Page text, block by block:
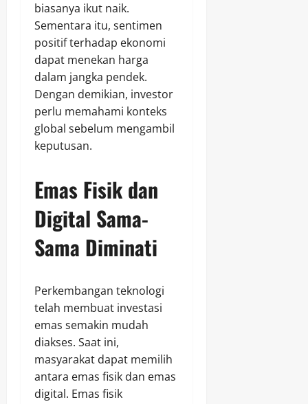
biasanya ikut naik.
Sementara itu, sentimen
positif terhadap ekonomi
dapat menekan harga
dalam jangka pendek.
Dengan demikian, investor
perlu memahami konteks
global sebelum mengambil
keputusan.
Emas Fisik dan
Digital Sama-
Sama Diminati
Perkembangan teknologi
telah membuat investasi
emas semakin mudah
diakses. Saat ini,
masyarakat dapat memilih
antara emas fisik dan emas
digital. Emas fisik